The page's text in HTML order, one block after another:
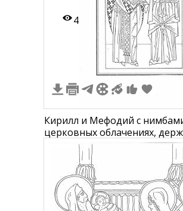
4
Кирилл и Мефодий с
церковных облачениях,
Евангелие. Рамка: двойная